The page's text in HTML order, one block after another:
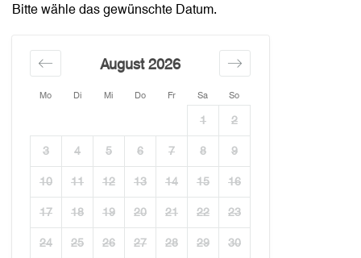
Bitte wähle das gewünschte Datum.
Mo Di Mi Do Fr Sa So
August 2026
1 2
3 4 5 6 7 8 9
10 11 12 13 14 15 16
17 18 19 20 21 22 23
24 25 26 27 28 29 30